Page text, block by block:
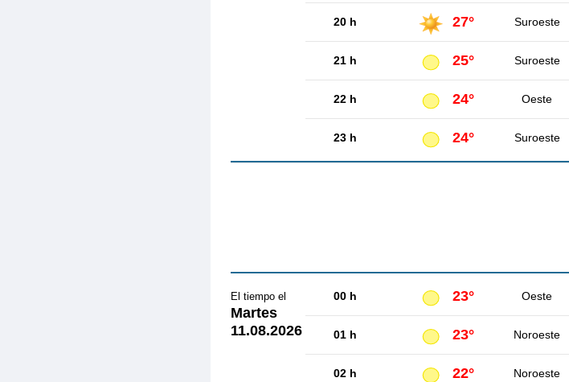
20 h 27° Suroeste
21 h 25° Suroeste
22 h 24° Oeste
23 h 24° Suroeste
El tiempo el
Martes
11.08.2026
00 h 23° Oeste
01 h 23° Noroeste
02 h 22° Noroeste